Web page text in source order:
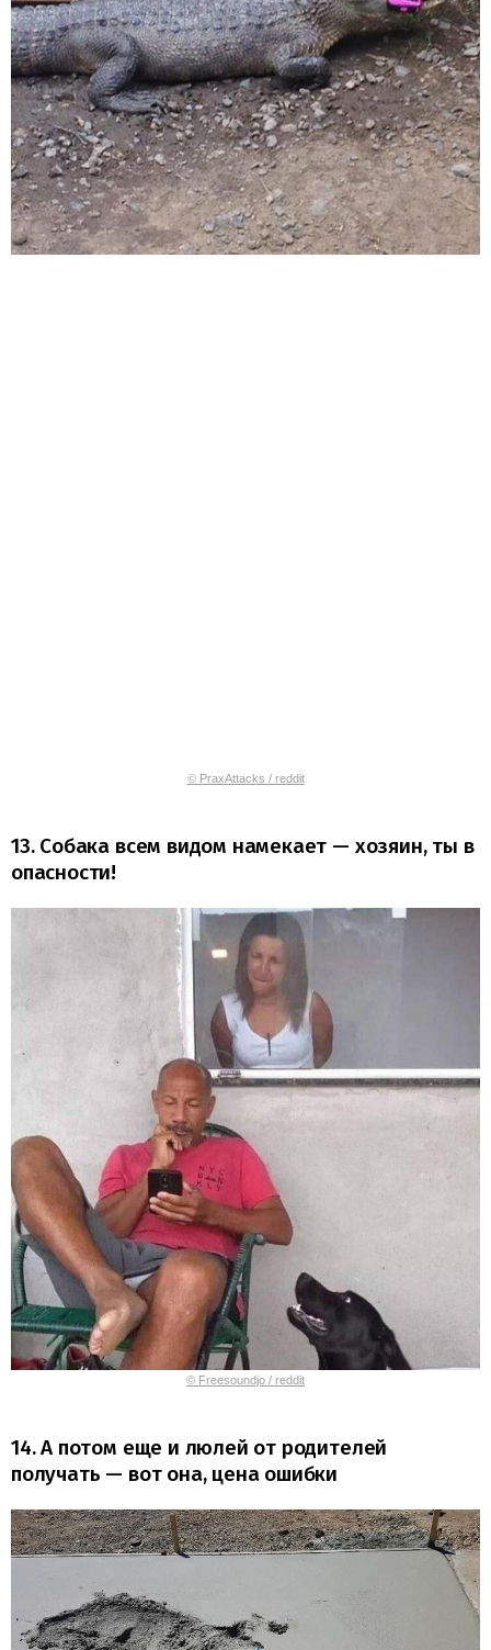
© PraxAttacks / reddit
13. Собака всем видом намекает — хозяин, ты в
опасности!
© Freesoundjo / reddit
14. А потом еще и люлей от родителей
получать — вот она, цена ошибки